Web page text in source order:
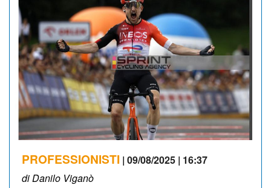
NEWSLETTER
PROFESSIONISTI | 09/08/2025 | 16:37
di Danilo Viganò